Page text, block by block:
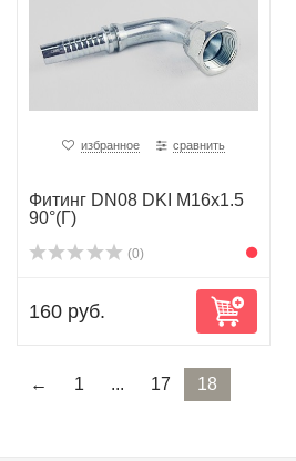
избранное сравнить
Фитинг DN08 DKI M16x1.5
90°(Г)
(0)
160 руб.
← 1 ... 17 18